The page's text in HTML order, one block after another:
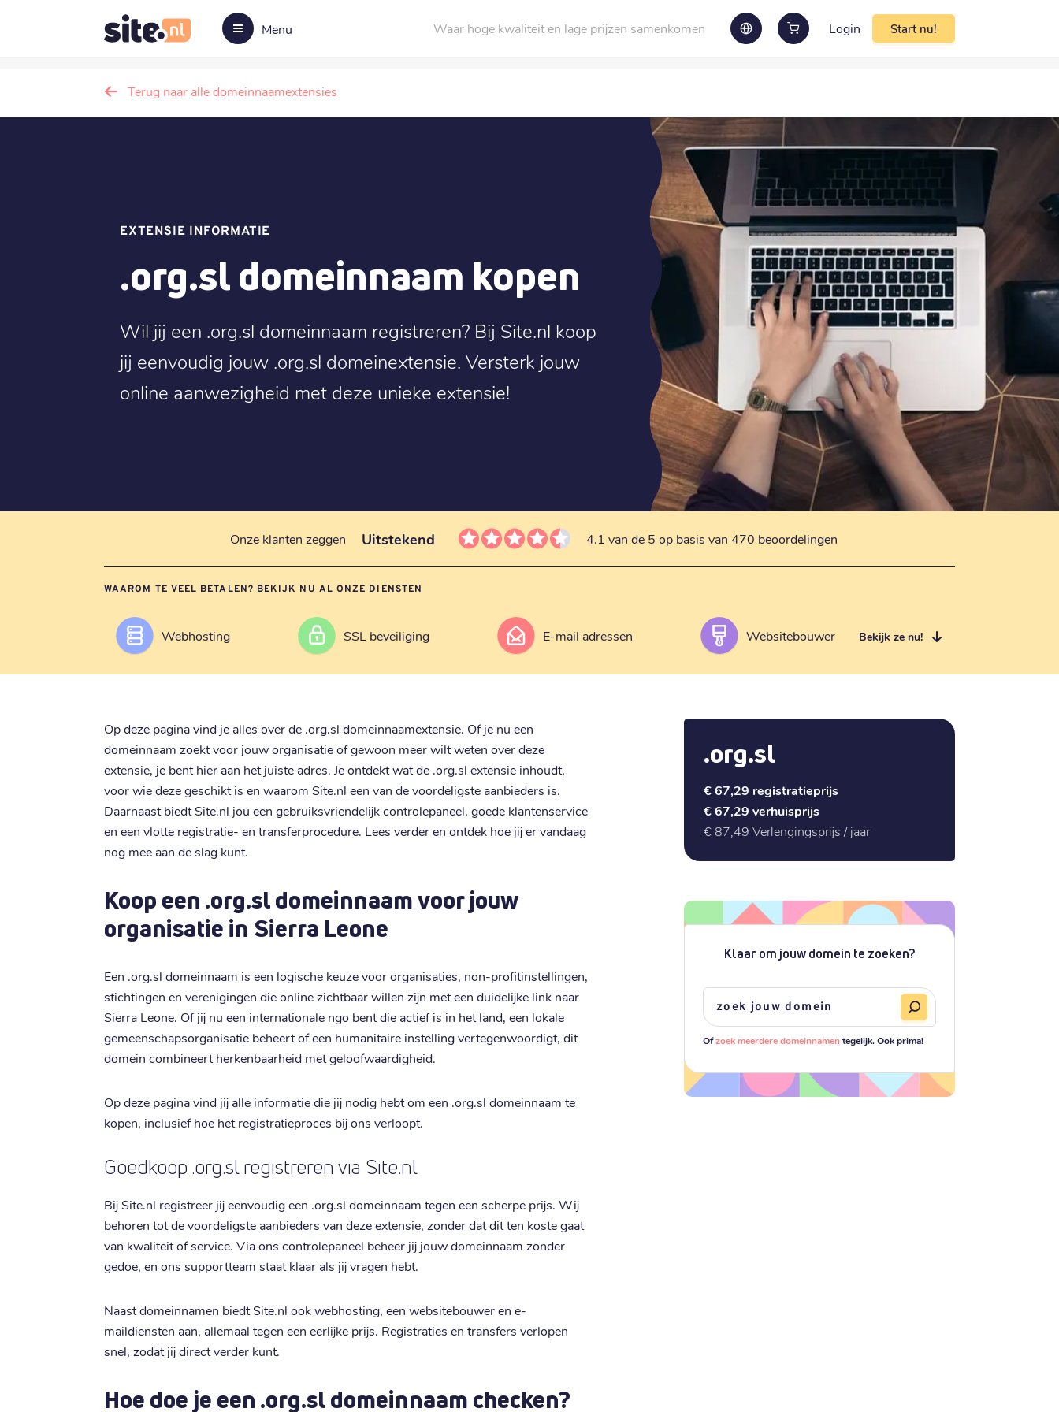
Menu Waar hoge kwaliteit en lage prijzen samenkomen Login Start nu!
Terug naar alle domeinnaamextensies
EXTENSIE INFORMATIE
.org.sl domeinnaam kopen
Wil jij een .org.sl domeinnaam registreren? Bij Site.nl koop
jij eenvoudig jouw .org.sl domeinextensie. Versterk jouw
online aanwezigheid met deze unieke extensie!
Onze klanten zeggen Uitstekend 4.1 van de 5 op basis van 470 beoordelingen
WAAROM TE VEEL BETALEN? BEKIJK NU AL ONZE DIENSTEN
Webhosting SSL beveiliging E-mail adressen Websitebouwer Bekijk ze nu!
Op deze pagina vind je alles over de .org.sl domeinnaamextensie. Of je nu een
domeinnaam zoekt voor jouw organisatie of gewoon meer wilt weten over deze
extensie, je bent hier aan het juiste adres. Je ontdekt wat de .org.sl extensie inhoudt,
voor wie deze geschikt is en waarom Site.nl een van de voordeligste aanbieders is.
Daarnaast biedt Site.nl jou een gebruiksvriendelijk controlepaneel, goede klantenservice
en een vlotte registratie- en transferprocedure. Lees verder en ontdek hoe jij er vandaag
nog mee aan de slag kunt.
Koop een .org.sl domeinnaam voor jouw
organisatie in Sierra Leone
Een .org.sl domeinnaam is een logische keuze voor organisaties, non-profitinstellingen,
stichtingen en verenigingen die online zichtbaar willen zijn met een duidelijke link naar
Sierra Leone. Of jij nu een internationale ngo bent die actief is in het land, een lokale
gemeenschapsorganisatie beheert of een humanitaire instelling vertegenwoordigt, dit
domein combineert herkenbaarheid met geloofwaardigheid.
Op deze pagina vind jij alle informatie die jij nodig hebt om een .org.sl domeinnaam te
kopen, inclusief hoe het registratieproces bij ons verloopt.
Goedkoop .org.sl registreren via Site.nl
Bij Site.nl registreer jij eenvoudig een .org.sl domeinnaam tegen een scherpe prijs. Wij
behoren tot de voordeligste aanbieders van deze extensie, zonder dat dit ten koste gaat
van kwaliteit of service. Via ons controlepaneel beheer jij jouw domeinnaam zonder
gedoe, en ons supportteam staat klaar als jij vragen hebt.
Naast domeinnamen biedt Site.nl ook webhosting, een websitebouwer en e-
maildiensten aan, allemaal tegen een eerlijke prijs. Registraties en transfers verlopen
snel, zodat jij direct verder kunt.
Hoe doe je een .org.sl domeinnaam checken?
.org.sl
€ 67,29 registratieprijs
€ 67,29 verhuisprijs
€ 87,49 Verlengingsprijs / jaar
Klaar om jouw domein te zoeken?
Ofzoek meerdere domeinnamentegelijk. Ook prima!